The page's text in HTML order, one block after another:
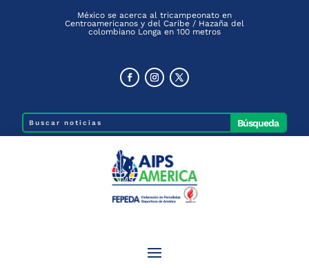
México se acerca al tricampeonato en
Centroamericanos y del Caribe / Hazaña del
colombiano Longa en 100 metros